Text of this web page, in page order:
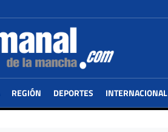
REGIÓN DEPORTES INTERNACIONAL